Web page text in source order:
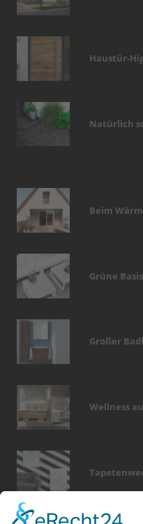
Haustür-
Natürlich
Beim
Grüne
Großer
Wellness